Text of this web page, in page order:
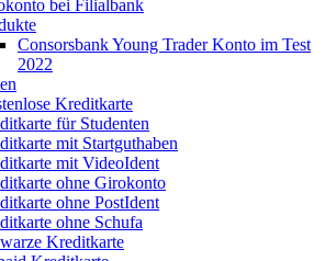
bei Filialbank
Consorsbank Young Trader Konto im Test
2022
Kreditkarte
für Studenten
mit Startguthaben
mit VideoIdent
ohne Girokonto
ohne PostIdent
ohne Schufa
Kreditkarte